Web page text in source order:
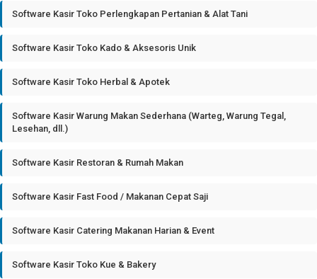
Software Kasir Toko Perlengkapan Pertanian & Alat Tani
Software Kasir Toko Kado & Aksesoris Unik
Software Kasir Toko Herbal & Apotek
Software Kasir Warung Makan Sederhana (Warteg, Warung Tegal,
Lesehan, dll.)
Software Kasir Restoran & Rumah Makan
Software Kasir Fast Food / Makanan Cepat Saji
Software Kasir Catering Makanan Harian & Event
Software Kasir Toko Kue & Bakery